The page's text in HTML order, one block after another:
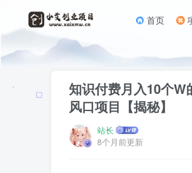
首页
首页 正文
知识付费月入10个
风口项目【揭秘】
站长
8个月前更新